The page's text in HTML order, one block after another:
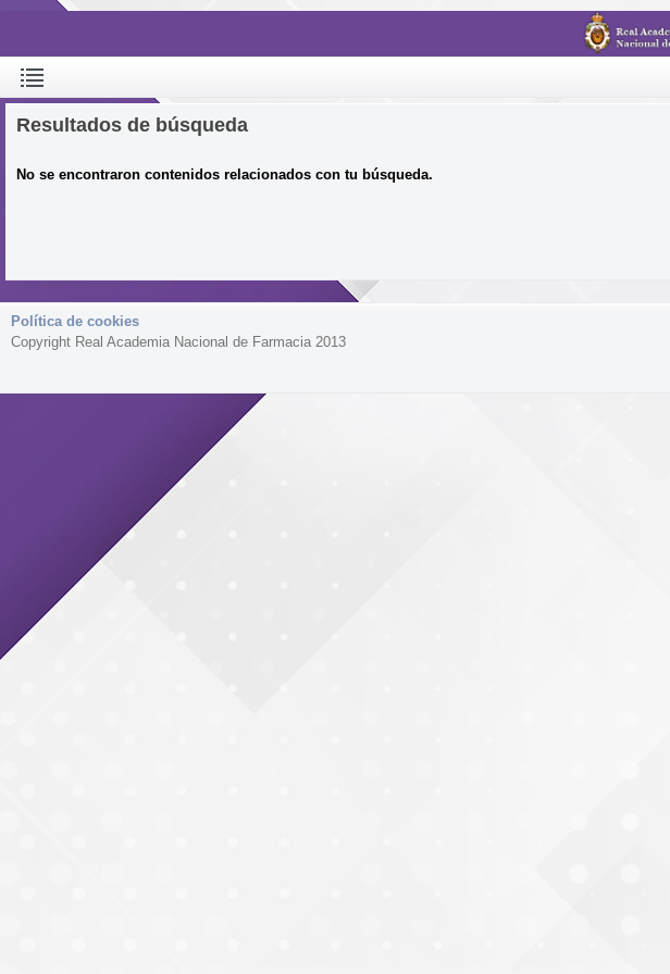
Resultados de búsqueda
No se encontraron contenidos relacionados con tu búsqueda.
Política de cookies
Copyright Real Academia Nacional de Farmacia 2013